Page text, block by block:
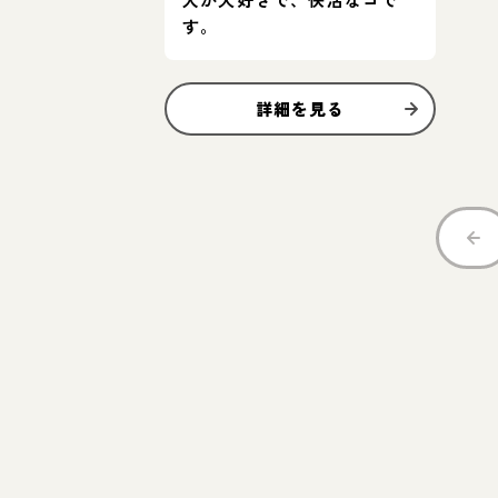
す。
詳細を見る